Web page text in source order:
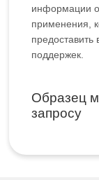
информации о
применения,
поддержек.
Образец
запросу